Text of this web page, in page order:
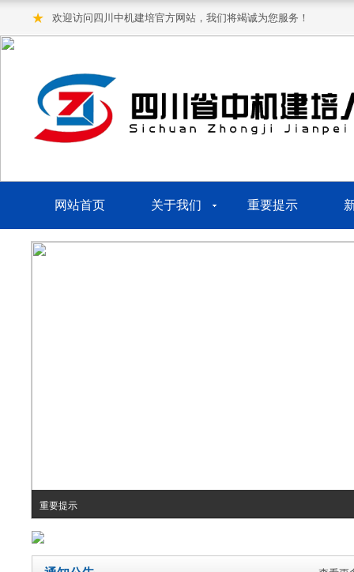
★ 欢迎访问四川中机建培官方网站，我们将竭诚为您服务！
网站首页 关于我们 重要提示
重要提示